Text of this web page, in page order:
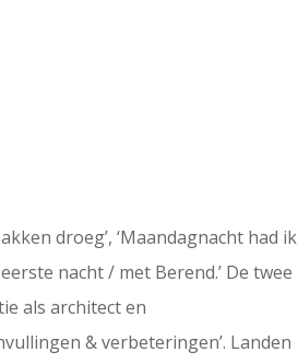
droeg’, ‘Maandagnacht had ik
nacht / met Berend.’ De twee
als architect en
& verbeteringen’. Landen